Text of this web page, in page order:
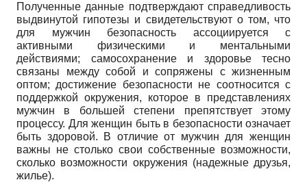
Полученные данные подтверждают справедливость
выдвинутой гипотезы и свидетельствуют о том, что
для мужчин безопасность ассоциируется с
активными физическими и ментальными
действиями; самосохранение и здоровье тесно
связаны между собой и сопряжены с жизненным
оптом; достижение безопасности не соотносится с
поддержкой окружения, которое в представлениях
мужчин в большей степени препятствует этому
процессу. Для женщин быть в безопасности означает
быть здоровой. В отличие от мужчин для женщин
важны не столько свои собственные возможности,
сколько возможности окружения (надежные друзья,
жилье).